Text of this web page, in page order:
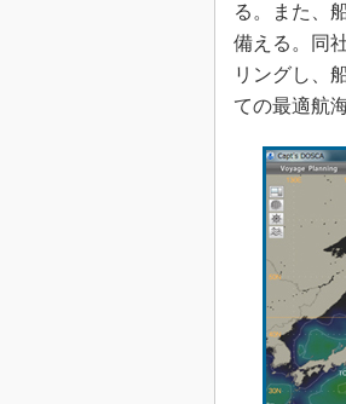
る。また、
備える。同
リングし、
ての最適航